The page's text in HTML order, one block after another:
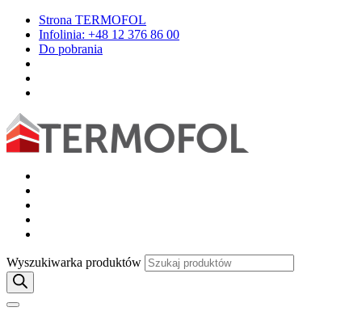
Strona TERMOFOL
Infolinia: +48 12 376 86 00
Do pobrania
Wyszukiwarka produktów